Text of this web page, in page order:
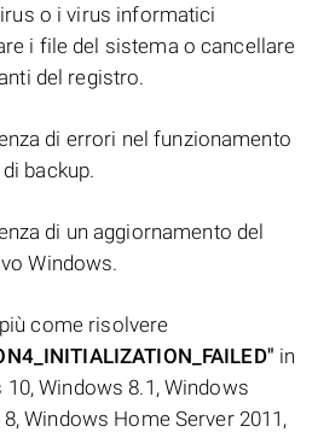
o i virus informatici
i file del sistema o cancellare
del registro.
di errori nel funzionamento
backup.
di un aggiornamento del
Windows.
come risolvere
in
Windows 8.1, Windows
Windows Home Server 2011,